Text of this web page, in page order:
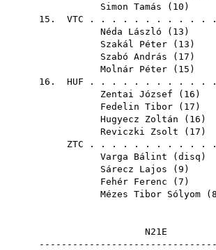
Simon Tamás ( 10
15. VTC . . . . . . . . . . . .
Néda László ( 13
Szakál Péter ( 13
Szabó András ( 17
Molnár Péter ( 15
16. HUF . . . . . . . . . . . .
Zentai József ( 16
Fedelin Tibor ( 17
Hugyecz Zoltán ( 16
Reviczki Zsolt ( 17
ZTC . . . . . . . . . . .
Varga Bálint ( disq
Sárecz Lajos ( 9
Fehér Ferenc ( 7
Mézes Tibor Sólyom ( 8